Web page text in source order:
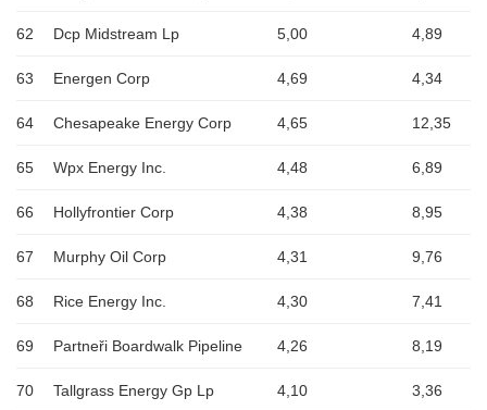
62 Dcp Midstream Lp 5,00 4,89
63 Energen Corp 4,69 4,34
64 Chesapeake Energy Corp 4,65 12,35
65 Wpx Energy Inc. 4,48 6,89
66 Hollyfrontier Corp 4,38 8,95
67 Murphy Oil Corp 4,31 9,76
68 Rice Energy Inc. 4,30 7,41
69 Partneři Boardwalk Pipeline 4,26 8,19
70 Tallgrass Energy Gp Lp 4,10 3,36